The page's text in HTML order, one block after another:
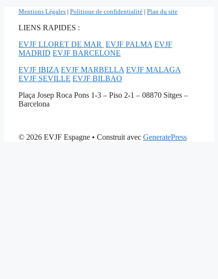
Mentions Légales | Politique de confidentialité | Plan du site
LIENS RAPIDES :
EVJF LLORET DE MAR EVJF PALMA EVJF
MADRID EVJF BARCELONE
EVJF IBIZA EVJF MARBELLA EVJF MALAGA
EVJF SEVILLE EVJF BILBAO
Plaça Josep Roca Pons 1-3 – Piso 2-1 – 08870 Sitges –
Barcelona
© 2026 EVJF Espagne • Construit avec GeneratePress